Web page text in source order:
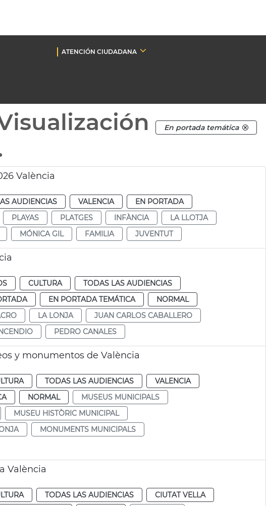
ATENCIÓN CIUDADANA
En portada temática
València
AUDIENCIAS VALENCIA
EN PORTADA
PLAYAS PLATGES INFÀNCIA
LA LLOTJA
MÓNICA GIL FAMILIA JUVENTUT
CULTURA
TODAS LAS AUDIENCIAS
EN PORTADA TEMÁTICA
NORMAL
LA LONJA
JUAN CARLOS CABALLERO
PEDRO CANALES
y monumentos de València
TODAS LAS AUDIENCIAS
VALENCIA
NORMAL
MUSEUS MUNICIPALS
MUSEU HISTÒRIC MUNICIPAL
MONUMENTS MUNICIPALS
València
TODAS LAS AUDIENCIAS
CIUTAT VELLA